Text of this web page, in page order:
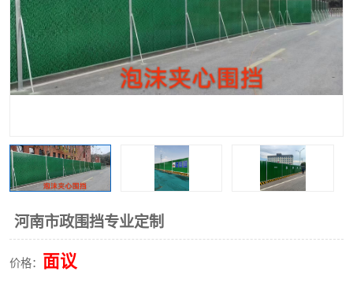
河南市政围挡专业定制
价格： 面议
生产加工单板复合围挡 市
政围挡